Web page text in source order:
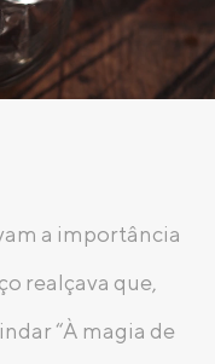
a importância
realçava que,
“À magia de